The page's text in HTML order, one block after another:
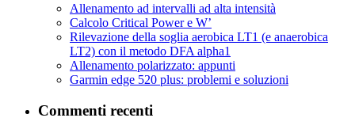
Allenamento ad intervalli ad alta intensità
Calcolo Critical Power e W’
Rilevazione della soglia aerobica LT1 (e anaerobica
LT2) con il metodo DFA alpha1
Allenamento polarizzato: appunti
Garmin edge 520 plus: problemi e soluzioni
Commenti recenti